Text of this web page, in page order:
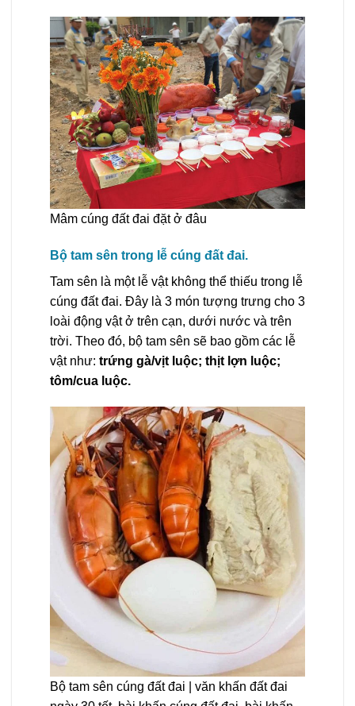
Mâm cúng đất đai đặt ở đâu
Bộ tam sên trong lễ cúng đất đai.
Tam sên là một lễ vật không thể thiếu trong lễ
cúng đất đai. Đây là 3 món tượng trưng cho 3
loài động vật ở trên cạn, dưới nước và trên
trời. Theo đó, bộ tam sên sẽ bao gồm các lễ
vật như: trứng gà/vịt luộc; thịt lợn luộc;
tôm/cua luộc.
Bộ tam sên cúng đất đai | văn khấn đất đai